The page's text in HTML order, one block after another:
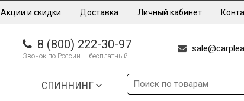
Акции и скидки Доставка Личный кабинет
8 (800) 222-30-97
Звонок по России — бесплатный
СПИННИНГ